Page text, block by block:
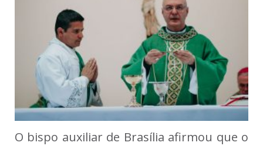
O bispo auxiliar de Brasília afirmou que o